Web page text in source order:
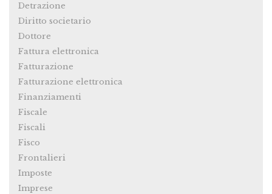
Detrazione
Diritto societario
Dottore
Fattura elettronica
Fatturazione
Fatturazione elettronica
Finanziamenti
Fiscale
Fiscali
Fisco
Frontalieri
Imposte
Imprese